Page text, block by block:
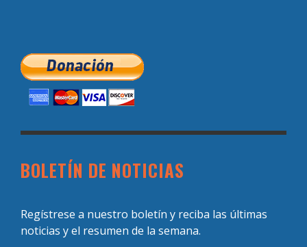
BOLETÍN DE NOTICIAS
Regístrese a nuestro boletín y reciba las últimas
noticias y el resumen de la semana.